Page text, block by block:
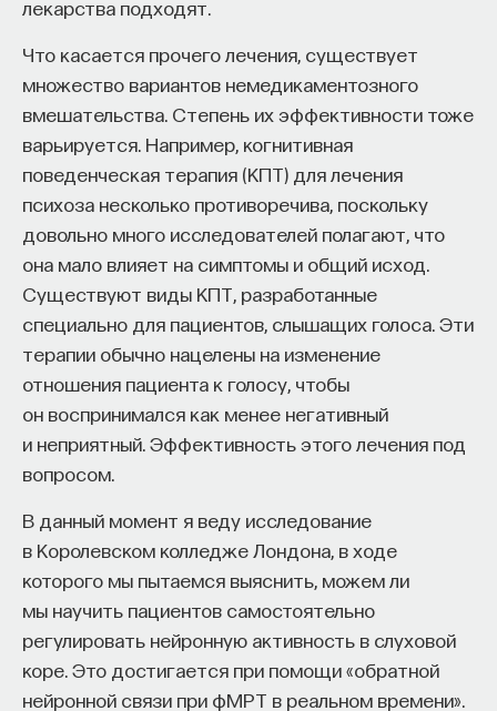
лекарства подходят.
Что касается прочего лечения, существует
множество вариантов немедикаментозного
вмешательства. Степень их эффективности тоже
варьируется. Например, когнитивная
поведенческая терапия (КПТ) для лечения
психоза несколько противоречива, поскольку
довольно много исследователей полагают, что
она мало влияет на симптомы и общий исход.
Существуют виды КПТ, разработанные
специально для пациентов, слышащих голоса. Эти
терапии обычно нацелены на изменение
отношения пациента к голосу, чтобы
он воспринимался как менее негативный
и неприятный. Эффективность этого лечения под
вопросом.
В данный момент я веду исследование
в Королевском колледже Лондона, в ходе
которого мы пытаемся выяснить, можем ли
мы научить пациентов самостоятельно
регулировать нейронную активность в слуховой
коре. Это достигается при помощи «обратной
нейронной связи при фМРТ в реальном времени».